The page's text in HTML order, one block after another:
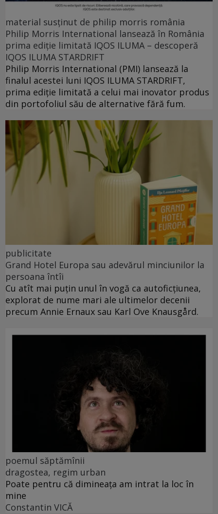
material susținut de philip morris românia
Philip Morris International lansează în România
prima ediție limitată IQOS ILUMA – descoperă
IQOS ILUMA STARDRIFT
Philip Morris International (PMI) lansează la
finalul acestei luni IQOS ILUMA STARDRIFT,
prima ediție limitată a celui mai inovator produs
din portofoliul său de alternative fără fum.
publicitate
Grand Hotel Europa sau adevărul minciunilor la
persoana întîi
Cu atît mai puțin unul în vogă ca autoficțiunea,
explorat de nume mari ale ultimelor decenii
precum Annie Ernaux sau Karl Ove Knausgård.
poemul săptămînii
dragostea, regim urban
Poate pentru că dimineața am intrat la loc în
mine
Constantin VICĂ